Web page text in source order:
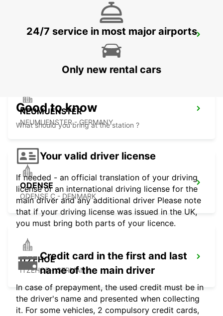
KOLDING
NEUMUENSTER
NEUMUENSTER - GERMANY
ODENSE
ODENSE C - DENMARK
ITZEHOE
ITZEHOE - GERMANY
24/7 service in most major airports
Only new rental cars
Good to know
What should you bring at the station ?
Your valid driver license
If needed - an official translation of your driving
license or an international driving license for the
main driver and any additional driver Please note
that if your driving license was issued in the UK,
you must bring both parts of your licence.
Credit card in the first and last
name of the main driver
In case of prepayment, the used credit must be in
the driver's name and presented when collecting
it. For some vehicles, 2 compulsory credit cards,